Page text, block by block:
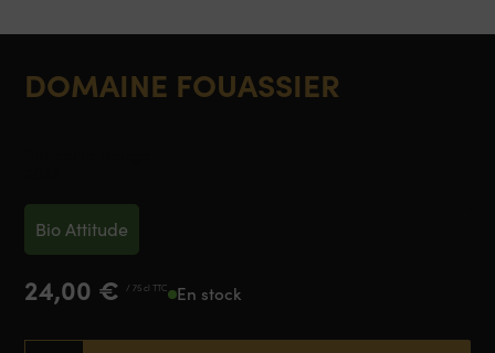
DOMAINE FOUASSIER
24,00 € / 75 cl TTC En stock
Bio Attitude